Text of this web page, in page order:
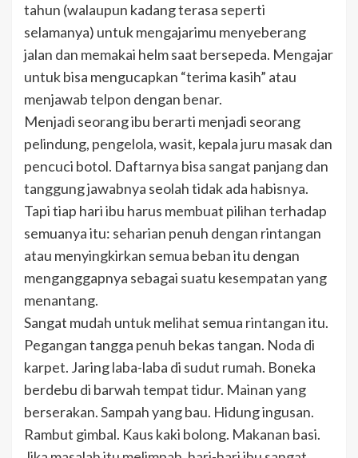
tahun (walaupun kadang terasa seperti
selamanya) untuk mengajarimu menyeberang
jalan dan memakai helm saat bersepeda. Mengajar
untuk bisa mengucapkan “terima kasih” atau
menjawab telpon dengan benar.
Menjadi seorang ibu berarti menjadi seorang
pelindung, pengelola, wasit, kepala juru masak dan
pencuci botol. Daftarnya bisa sangat panjang dan
tanggung jawabnya seolah tidak ada habisnya.
Tapi tiap hari ibu harus membuat pilihan terhadap
semuanya itu: seharian penuh dengan rintangan
atau menyingkirkan semua beban itu dengan
menganggapnya sebagai suatu kesempatan yang
menantang.
Sangat mudah untuk melihat semua rintangan itu.
Pegangan tangga penuh bekas tangan. Noda di
karpet. Jaring laba-laba di sudut rumah. Boneka
berdebu di barwah tempat tidur. Mainan yang
berserakan. Sampah yang bau. Hidung ingusan.
Rambut gimbal. Kaus kaki bolong. Makanan basi.